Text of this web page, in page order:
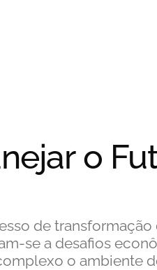
o
de
se a desafios
o ambiente